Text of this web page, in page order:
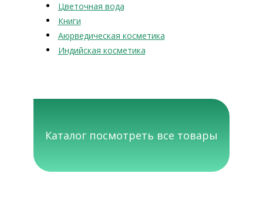
Цветочная вода
Книги
Аюрведическая косметика
Индийская косметика
Каталог посмотреть все товары